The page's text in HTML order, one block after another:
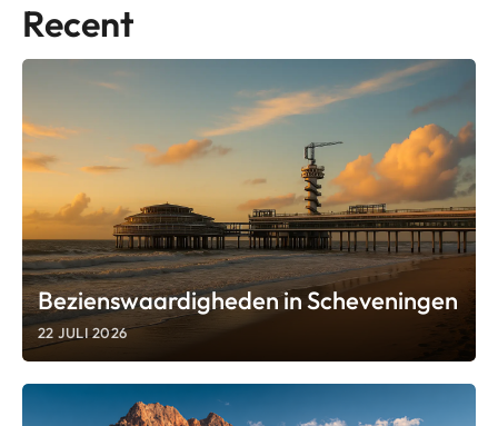
Recent
Bezienswaardigheden in Scheveningen
22 JULI 2026